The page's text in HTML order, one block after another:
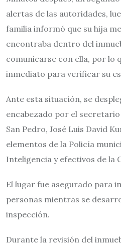
alertas de las autoridades,
familia informó que su hija
encontraba dentro del
comunicarse con ella, por lo
inmediato para verificar su
Ante esta situación, se
encabezado por el
San Pedro, José Luis David
elementos de la Policía
Inteligencia y efectivos de la
El lugar fue asegurado para
personas mientras se
inspección.
Durante la revisión del